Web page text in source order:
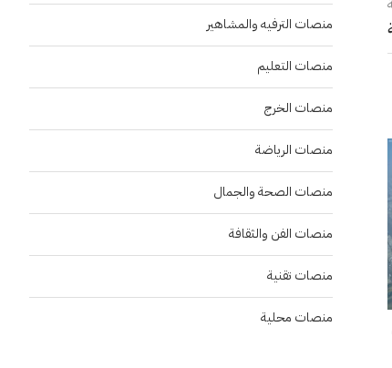
منصات الترفيه والمشاهير
منصات التعليم
منصات الخرج
منصات الرياضة
منصات الصحة والجمال
منصات الفن والثقافة
منصات تقنية
منصات محلية